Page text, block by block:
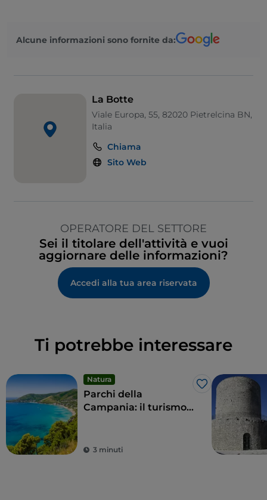
Alcune informazioni sono fornite da:
La Botte
Viale Europa, 55, 82020 Pietrelcina BN,
Italia
Chiama
Sito Web
OPERATORE DEL SETTORE
Sei il titolare dell'attività e vuoi
aggiornare delle informazioni?
Accedi alla tua area riservata
Ti potrebbe interessare
Natura
Like
Parchi della
Campania: il turismo
3 minuti